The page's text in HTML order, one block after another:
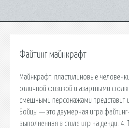
Файтинг майнкрафт
Майнкрафт: пластилиновые
отличной физикой и азартными
смешными персонажами представит
Бойцы — это двумерная игра
выполненная в стиле игр на денди. 4.